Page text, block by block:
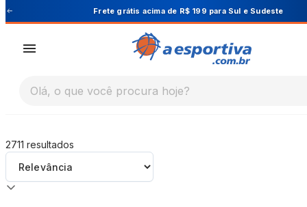
A Esportiva Frete grátis acima de R$ 199 para Sul e Sudeste
Olá, o que você procura hoje?
2711 resultados